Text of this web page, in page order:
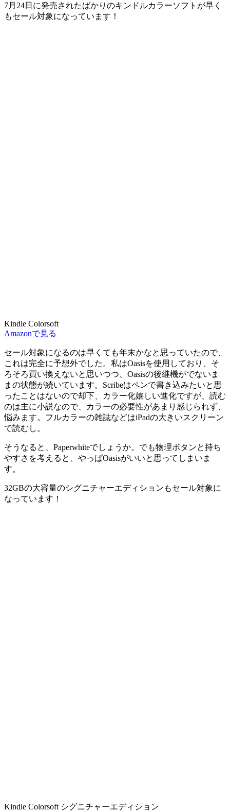
7月24日に発売されたばかりのキンドルカラーソフトが早く
もセール対象になっています！
Kindle Colorsoft
Amazonで見る
セール対象になるのは早くても年末かなと思っていたので、
これは完全に予想外でした。私はOasisを使用しており、そ
ろそろ買い換えないと思いつつ、Oasisの後継機がでないま
まの状態が続いています。Scribeはペンで書き込みたいと思
ったことはないので却下、カラー化嬉しい進化ですが、読む
のは主に小説なので、カラーの必要性があまり感じられず、
悩みます。フルカラーの雑誌などはiPadの大きいスクリーン
で読むし。
そうなると、Paperwhiteでしょうか。でも物理ボタンと持ち
やすさを考えると、やっぱOasisがいいと思ってしまいま
す。
32GBの大容量のシグニチャーエディションもセール対象に
なっています！
Kindle Colorsoft シグニチャーエディション